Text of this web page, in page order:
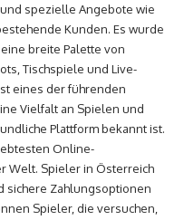
spezielle Angebote wie
Kunden. Es wurde
breite Palette von
Tischspiele und Live-
eines der führenden
Vielfalt an Spielen und
Plattform bekannt ist.
Online-
Welt. Spieler in Österreich
sichere Zahlungsoptionen
Spieler, die versuchen,